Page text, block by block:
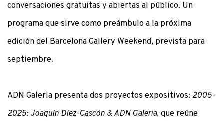
conversaciones gratuitas y abiertas al público. Un
programa que sirve como preámbulo a la próxima
edición del Barcelona Gallery Weekend, prevista para
septiembre.
ADN Galeria presenta dos proyectos expositivos: 2005-
2025: Joaquín Díez-Cascón & ADN Galeria, que reúne